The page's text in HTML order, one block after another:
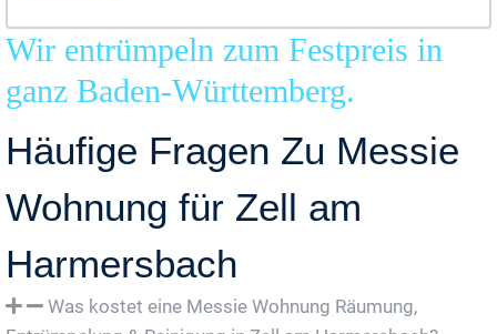
Wir entrümpeln zum Festpreis in
ganz Baden-Württemberg.
Häufige Fragen Zu Messie
Wohnung für Zell am
Harmersbach
Was kostet eine Messie Wohnung Räumung,